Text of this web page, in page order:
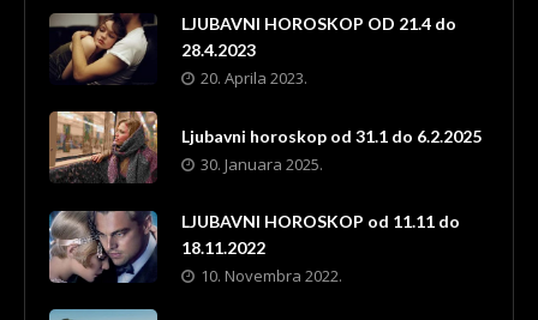
LJUBAVNI HOROSKOP OD 21.4 do
28.4.2023
20. Aprila 2023.
Ljubavni horoskop od 31.1 do 6.2.2025
30. Januara 2025.
LJUBAVNI HOROSKOP od 11.11 do
18.11.2022
10. Novembra 2022.